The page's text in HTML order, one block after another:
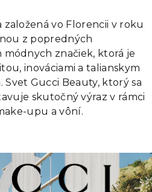
vo Florencii v roku
z popredných
značiek, ktorá je
inováciami a talianskym
Gucci Beauty, ktorý sa
skutočný výraz v rámci
upu a vôní.